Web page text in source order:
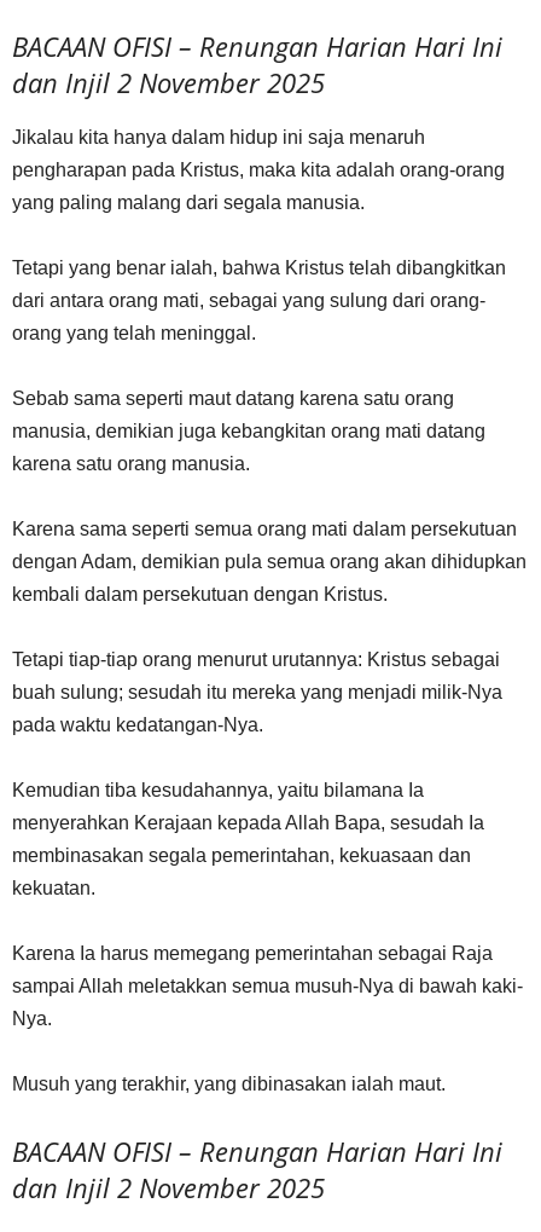
BACAAN OFISI – Renungan Harian Hari Ini
dan Injil 2 November 2025
Jikalau kita hanya dalam hidup ini saja menaruh
pengharapan pada Kristus, maka kita adalah orang-orang
yang paling malang dari segala manusia.
Tetapi yang benar ialah, bahwa Kristus telah dibangkitkan
dari antara orang mati, sebagai yang sulung dari orang-
orang yang telah meninggal.
Sebab sama seperti maut datang karena satu orang
manusia, demikian juga kebangkitan orang mati datang
karena satu orang manusia.
Karena sama seperti semua orang mati dalam persekutuan
dengan Adam, demikian pula semua orang akan dihidupkan
kembali dalam persekutuan dengan Kristus.
Tetapi tiap-tiap orang menurut urutannya: Kristus sebagai
buah sulung; sesudah itu mereka yang menjadi milik-Nya
pada waktu kedatangan-Nya.
Kemudian tiba kesudahannya, yaitu bilamana Ia
menyerahkan Kerajaan kepada Allah Bapa, sesudah Ia
membinasakan segala pemerintahan, kekuasaan dan
kekuatan.
Karena Ia harus memegang pemerintahan sebagai Raja
sampai Allah meletakkan semua musuh-Nya di bawah kaki-
Nya.
Musuh yang terakhir, yang dibinasakan ialah maut.
BACAAN OFISI – Renungan Harian Hari Ini
dan Injil 2 November 2025